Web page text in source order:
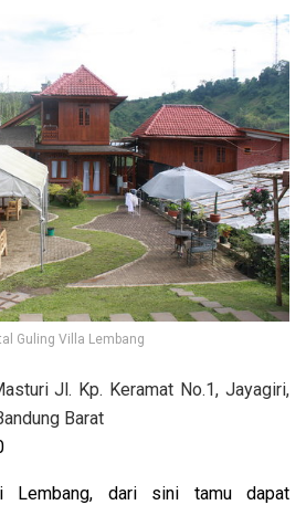
Guling Villa Lembang
Jl. Kp. Keramat No.1, Jayagiri,
Barat
Lembang, dari sini tamu dapat